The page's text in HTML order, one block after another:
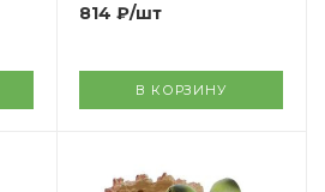
814 ₽/шт
В КОРЗИНУ